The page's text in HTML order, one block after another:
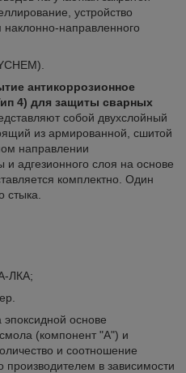
устройство
направленного
антикоррозионное
4) для защиты сварных
собой двухслойный
из армированной, сшитой
направлении
адгезионного слоя на основе
комплектно. Один
стыка.
ЛКА;
основе
(компонент "А") и
и соотношение
в зависимости